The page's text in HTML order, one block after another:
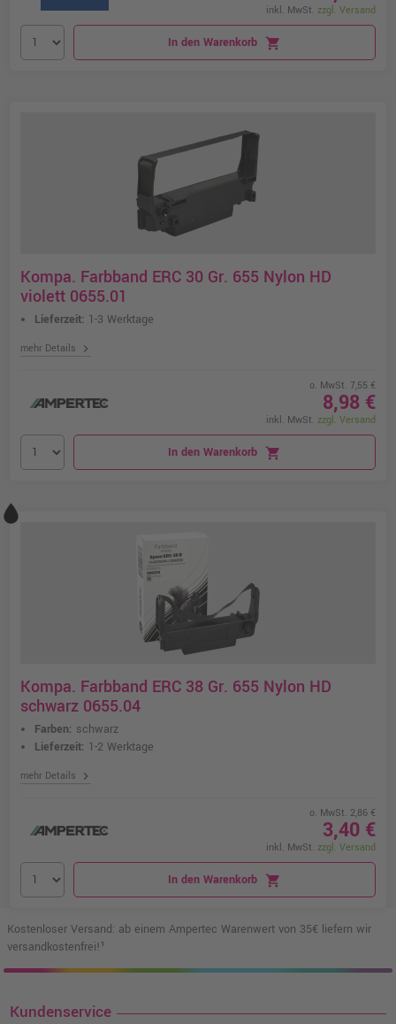
inkl. MwSt. zzgl. Versand
In den Warenkorb shopping_cart
Kompa. Farbband ERC 30 Gr. 655 Nylon HD
violett 0655.01
Lieferzeit: 1-3 Werktage
mehr Details chevron_right
o. MwSt. 7,55 €
8,98 €
inkl. MwSt. zzgl. Versand
In den Warenkorb shopping_cart
Kompa. Farbband ERC 38 Gr. 655 Nylon HD
schwarz 0655.04
Farben: schwarz
Lieferzeit: 1-2 Werktage
mehr Details chevron_right
o. MwSt. 2,86 €
3,40 €
inkl. MwSt. zzgl. Versand
In den Warenkorb shopping_cart
Kostenloser Versand: ab einem Ampertec Warenwert von 35€ liefern wir
versandkostenfrei!¹
Kundenservice